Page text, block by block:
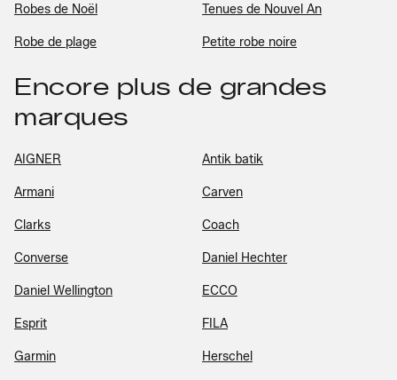
Robes de Noël Tenues de Nouvel An
Robe de plage Petite robe noire
Encore plus de grandes
marques
AIGNER Antik batik
Armani Carven
Clarks Coach
Converse Daniel Hechter
Daniel Wellington ECCO
Esprit FILA
Garmin Herschel